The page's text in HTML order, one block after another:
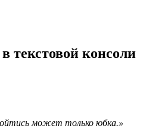
текстовой консоли
может только юбка.»